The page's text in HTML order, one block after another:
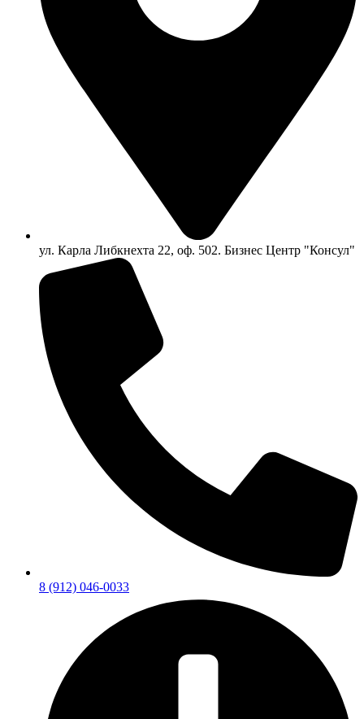
ул. Карла Либкнехта 22, оф. 502. Бизнес Центр "Консул"
8 (912) 046-0033